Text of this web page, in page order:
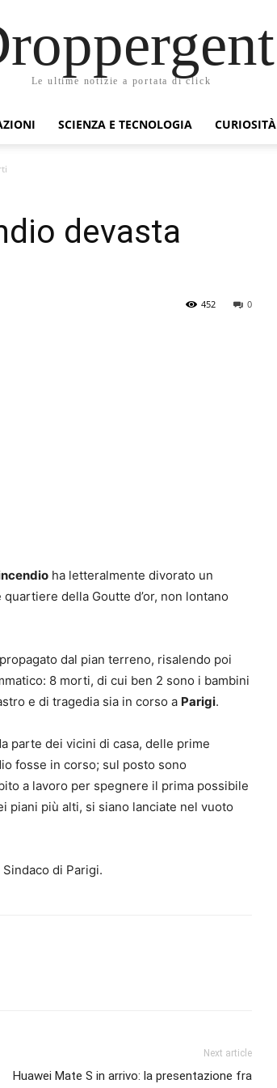
Le ultime notizie a portata di click
SCIENZA E TECNOLOGIA CURIOSITÀ
devasta
0
452
ha letteralmente divorato un
della Goutte d’or, non lontano
dal pian terreno, risalendo poi
8 morti, di cui ben 2 sono i bambini
e di tragedia sia in corso a Parigi.
parte dei vicini di casa, delle prime
fosse in corso; sul posto sono
a lavoro per spegnere il prima possibile
piani più alti, si siano lanciate nel vuoto
di Parigi.
Next article
Huawei Mate S in arrivo: la presentazione fra